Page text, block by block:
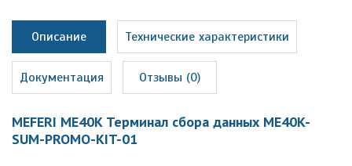
Описание Технические характеристики
Документация Отзывы (0)
MEFERI ME40K Терминал сбора данных ME40K-
SUM-PROMO-KIT-01